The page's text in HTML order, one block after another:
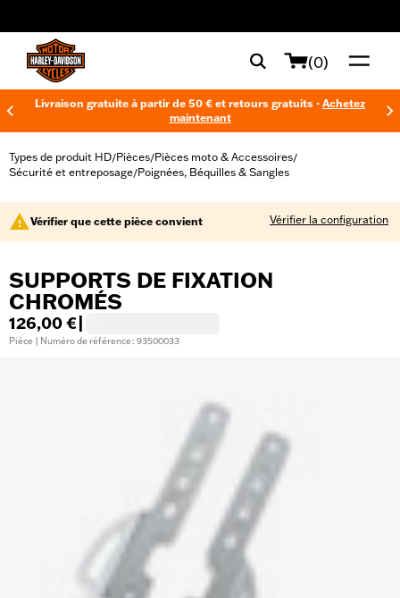
(0)
Livraison gratuite à partir de 50 € et retours gratuits - Achetez
maintenant
Types de produit HD/Pièces/Pièces moto & Accessoires/
Sécurité et entreposage/Poignées, Béquilles & Sangles
Vérifier que cette pièce convient Vérifier la configuration
SUPPORTS DE FIXATION
CHROMÉS
126,00 €
Pièce | Numéro de référence : 93500033